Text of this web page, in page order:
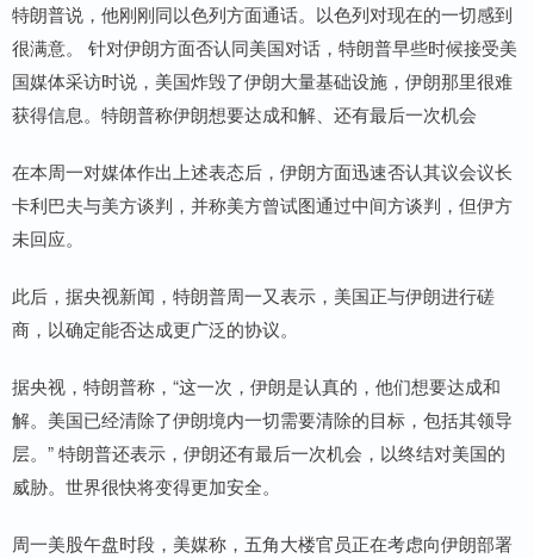
特朗普说，他刚刚同以色列方面通话。以色列对现在的一切感到
很满意。 针对伊朗方面否认同美国对话，特朗普早些时候接受美
国媒体采访时说，美国炸毁了伊朗大量基础设施，伊朗那里很难
获得信息。特朗普称伊朗想要达成和解、还有最后一次机会
在本周一对媒体作出上述表态后，伊朗方面迅速否认其议会议长
卡利巴夫与美方谈判，并称美方曾试图通过中间方谈判，但伊方
未回应。
此后，据央视新闻，特朗普周一又表示，美国正与伊朗进行磋
商，以确定能否达成更广泛的协议。
据央视，特朗普称，“这一次，伊朗是认真的，他们想要达成和
解。美国已经清除了伊朗境内一切需要清除的目标，包括其领导
层。” 特朗普还表示，伊朗还有最后一次机会，以终结对美国的
威胁。世界很快将变得更加安全。
周一美股午盘时段，美媒称，五角大楼官员正在考虑向伊朗部署